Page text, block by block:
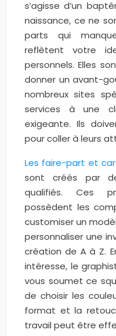
s’agisse d’un
naissance, ce ne
parts qui
reflètent votre
personnels. Elles
donner un avant-
nombreux sites
services à une
exigeante. Ils
pour coller à leurs
Les faire-part et
sont créés par
qualifiés. Ces
possèdent les
customiser un
personnaliser une
création de A à Z.
intéresse, le
vous soumet ce
de choisir les
format et la
travail peut être